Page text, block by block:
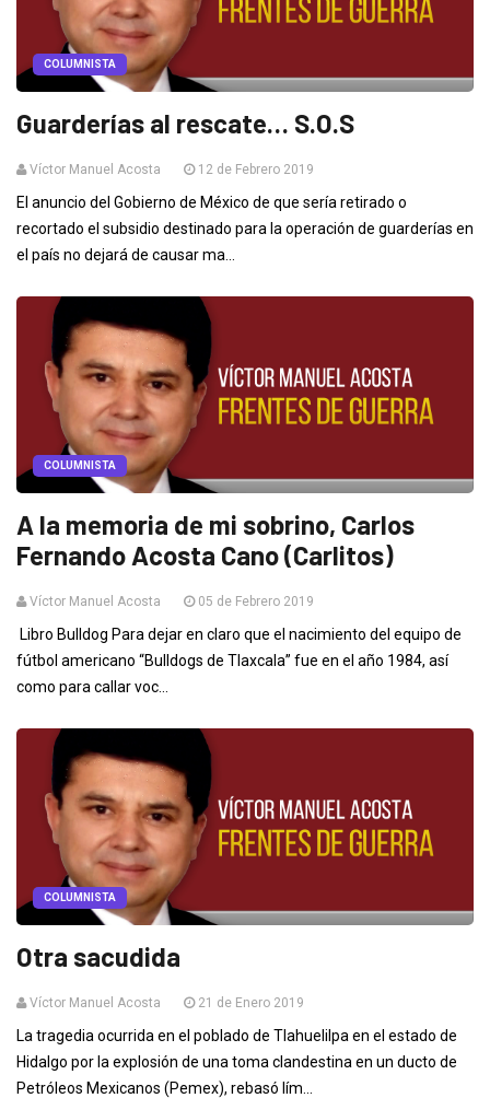
COLUMNISTA
Guarderías al rescate… S.O.S
Víctor Manuel Acosta 12 de Febrero 2019
El anuncio del Gobierno de México de que sería retirado o
recortado el subsidio destinado para la operación de guarderías en
el país no dejará de causar ma...
COLUMNISTA
A la memoria de mi sobrino, Carlos
Fernando Acosta Cano (Carlitos)
Víctor Manuel Acosta 05 de Febrero 2019
Libro Bulldog Para dejar en claro que el nacimiento del equipo de
fútbol americano “Bulldogs de Tlaxcala” fue en el año 1984, así
como para callar voc...
COLUMNISTA
Otra sacudida
Víctor Manuel Acosta 21 de Enero 2019
La tragedia ocurrida en el poblado de Tlahuelilpa en el estado de
Hidalgo por la explosión de una toma clandestina en un ducto de
Petróleos Mexicanos (Pemex), rebasó lím...